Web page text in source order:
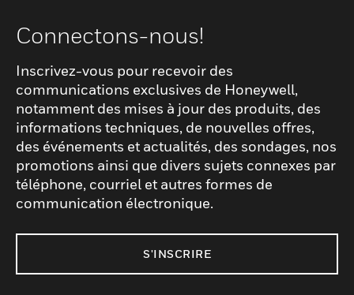
Connectons-nous!
Inscrivez-vous pour recevoir des
communications exclusives de Honeywell,
notamment des mises à jour des produits, des
informations techniques, de nouvelles offres,
des événements et actualités, des sondages, nos
promotions ainsi que divers sujets connexes par
téléphone, courriel et autres formes de
communication électronique.
S'INSCRIRE